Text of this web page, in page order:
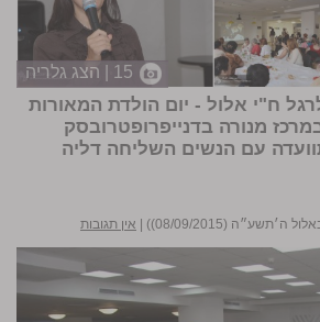
15 | הצג גלריה
ח"י אלול - יום הולדת המאורות
מנורה בדנייפרופטרובסק
עם הנשים השליחה דליה
(08/09/2015))
אין תגובות